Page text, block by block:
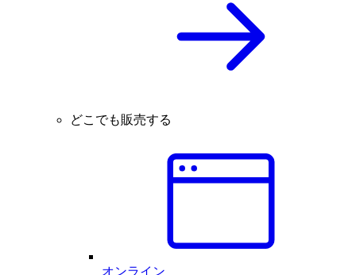
どこでも販売する
オンライン